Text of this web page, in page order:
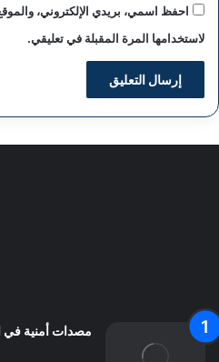
احفظ اسمي، بريدي الإلكتروني،
لاستخدامها المرة المقبلة في تعليقي.
مصدات أمنية في